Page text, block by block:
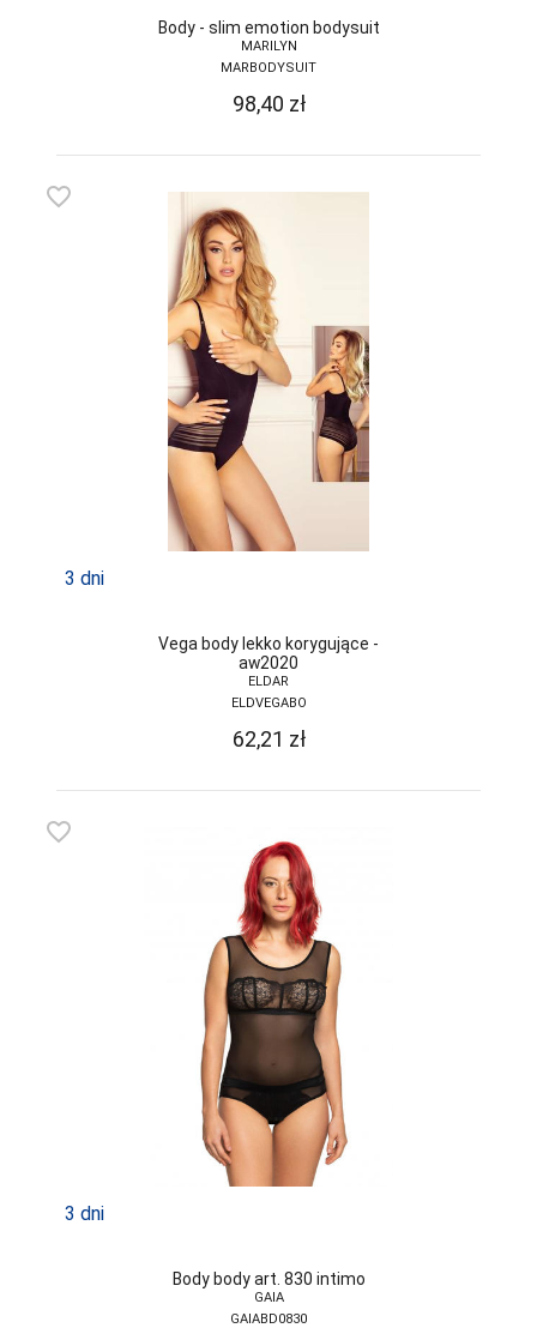
PPHU LUNA
WALDEMAR
SURMA
PRIMO
REBEKA
REGINA
REGINA SOCKS
RENNOX
RISOCKS
ROADSIGN
ROSSLI
ROZA
SELENE
SESTO-SENSO
SLOGGI
SONIA
SOTEX
STEVEN
SZATA
TAK
TARO
TOPGAL
TRE STELLE
UNIKAT
VENA
VIKI STYLE
VIOLANA
Body - slim emotion bodysuit
MARILYN
MARBODYSUIT
98,40 zł
favorite_border
3 dni
Vega body lekko korygujące -
aw2020
ELDAR
ELDVEGABO
62,21 zł
favorite_border
3 dni
Body body art. 830 intimo
GAIA
GAIABD0830